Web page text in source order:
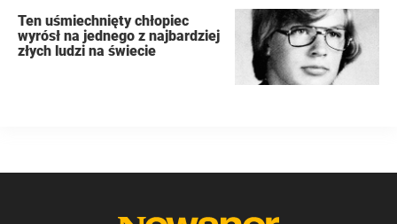
Ten uśmiechnięty chłopiec
wyrósł na jednego z najbardziej
złych ludzi na świecie